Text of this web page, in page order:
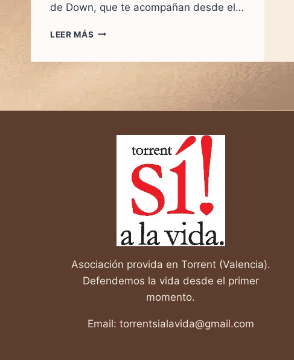
de Down, que te acompañan desde el…
LEER MÁS
DIAGNÓSTICO
ESTARÁN
Asociación provida en Torrent (Valencia).
Defendemos la vida desde el primer
momento.
Email: torrentsialavida@gmail.com